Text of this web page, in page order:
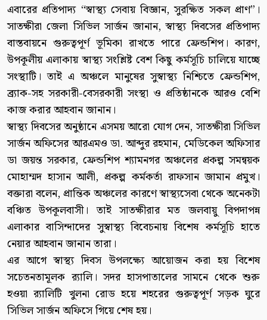
এবারের প্রতিপাদ্য “স্বাস্থ্য সেবায় বিজ্ঞান, সুরক্ষিত সকল প্রাণ”।
সাতক্ষীরা জেলা সিভিল সার্জন জানান, স্বাস্থ্য দিবসের প্রতিপাদ্য
বাস্তবায়নে গুরুত্বপূর্ণ ভূমিকা রাখতে পারে ফ্রেন্ডশিপ। কারণ,
উপকূলীয় এলাকায় স্বাস্থ্য সংশ্লিষ্ট বেশ কিছু কর্মসূচি চালিয়ে যাচ্ছে
সংস্থাটি। তাই এ অঞ্চলে মানুষের সুস্বাস্থ্য নিশ্চিতে ফ্রেন্ডশিপ,
ব্র্যাক-সহ সরকারী-বেসরকারী সংস্থা ও প্রতিষ্ঠানকে আরও বেশি
কাজ করার আহবান জানান।
স্বাস্থ্য দিবসের অনুষ্ঠানে এসময় আরো যোগ দেন, সাতক্ষীরা সিভিল
সার্জন অফিসের আরএমও ডা. আব্দুর রহমান, মেডিকেল অফিসার
ডা জয়ন্ত সরকার, ফ্রেন্ডশিপ শ্যামনগর অঞ্চলের প্রকল্প সমন্বয়ক
মোহাম্মদ হাসান আলী, প্রকল্প কর্মকর্তা রাফসান জামান প্রমুখ।
বক্তারা বলেন, প্রান্তিক অঞ্চলের কারণে স্বাস্থ্যসেবা থেকে অনেকটা
বঞ্চিত উপকূলবাসী। তাই সাতক্ষীরার মত জলবায়ু বিপদাপন্ন
এলাকার বাসিন্দাদের সুস্বাস্থ্য বিবেচনায় বিশেষ কর্মসূচি হাতে
নেয়ার আহবান জানান তারা।
এর আগে স্বাস্থ্য দিবস উপলক্ষ্যে আয়োজন করা হয় বিশেষ
সচেতনতামূলক র‌্যালি। সদর হাসপাতালের সামনে থেকে শুরু
হওয়া র‌্যালিটি খুলনা রোড হয়ে শহরের গুরুত্বপূর্ণ সড়ক ঘুরে
সিভিল সার্জন অফিসে গিয়ে শেষ হয়।